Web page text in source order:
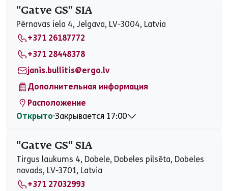
Вторник
08:30 - 17:00
Среда
08:30 - 17:00
Четверг
08:30 - 17:00
Пятница
08:30 - 17:00
Суббота
Закрыто
Воскресенье
"Gatve GS" SIA
Pērnavas iela 4, Jelgava, LV-3004, Latvia
+371 26187772
+371 28448378
janis.bullitis@ergo.lv
Дополнительная информация
Расположение
Открыто⋅Закрывается 17:00
Вторник
08:30 - 18:00
Среда
Закрыто
Четверг
08:30 - 18:00
Пятница
08:30 - 17:00
Суббота
Закрыто
"Gatve GS" SIA
Tirgus laukums 4, Dobele, Dobeles pilsēta, Dobeles
novads, LV-3701, Latvia
+371 27032993